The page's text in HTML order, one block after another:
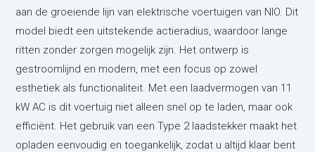
aan de groeiende lijn van elektrische voertuigen van NIO. Dit
model biedt een uitstekende actieradius, waardoor lange
ritten zonder zorgen mogelijk zijn. Het ontwerp is
gestroomlijnd en modern, met een focus op zowel
esthetiek als functionaliteit. Met een laadvermogen van 11
kW AC is dit voertuig niet alleen snel op te laden, maar ook
efficiënt. Het gebruik van een Type 2 laadstekker maakt het
opladen eenvoudig en toegankelijk, zodat u altijd klaar bent